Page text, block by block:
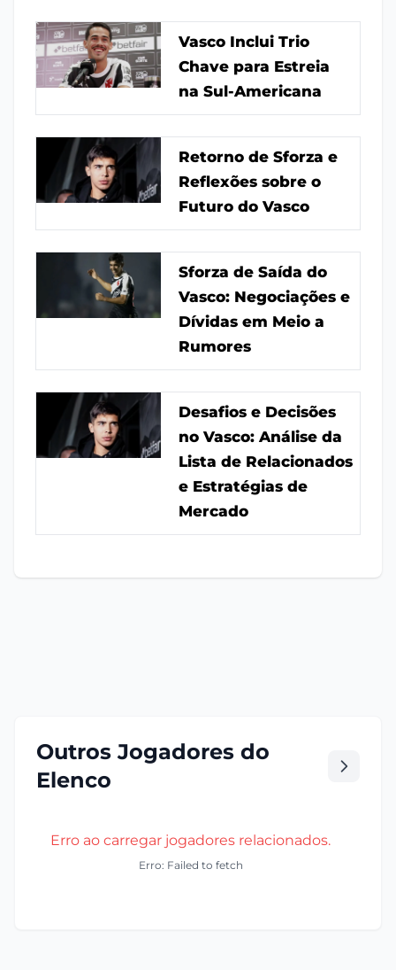
Vasco Inclui Trio
Chave para Estreia
na Sul-Americana
Retorno de Sforza e
Reflexões sobre o
Futuro do Vasco
Sforza de Saída do
Vasco: Negociações e
Dívidas em Meio a
Rumores
Desafios e Decisões
no Vasco: Análise da
Lista de Relacionados
e Estratégias de
Mercado
Outros Jogadores do
Elenco
Erro ao carregar jogadores relacionados.
Erro: Failed to fetch